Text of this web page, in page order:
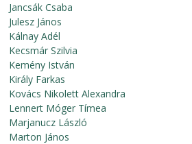
Jancsák Csaba
Julesz János
Kálnay Adél
Kecsmár Szilvia
Kemény István
Király Farkas
Kovács Nikolett Alexandra
Lennert Móger Tímea
Marjanucz László
Marton János